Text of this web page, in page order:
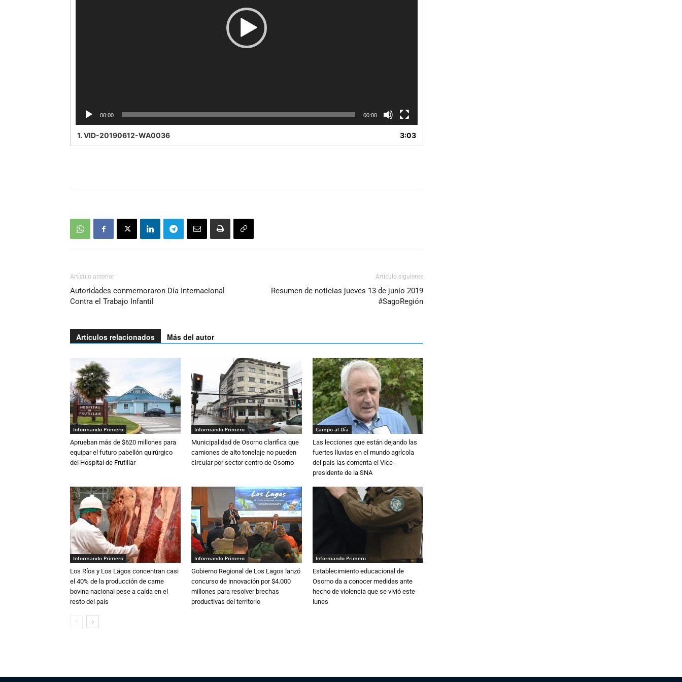
00:00 00:00
1. VID-20190612-WA0036 3:03
Artículo anterior
Autoridades conmemoraron Día Internacional
Contra el Trabajo Infantil
Artículo siguiente
Resumen de noticias jueves 13 de junio 2019
#SagoRegión
Artículos relacionados Más del autor
Informando Primero
Aprueban más de $620 millones para
equipar el futuro pabellón quirúrgico
del Hospital de Frutillar
Informando Primero
Municipalidad de Osorno clarifica que
camiones de alto tonelaje no pueden
circular por sector centro de Osorno
Campo al Día
Las lecciones que están dejando las
fuertes lluvias en el mundo agrícola
del país las comenta el Vice-
presidente de la SNA
Informando Primero
Los Ríos y Los Lagos concentran casi
el 40% de la producción de carne
bovina nacional pese a caída en el
resto del país
Informando Primero
Gobierno Regional de Los Lagos lanzó
concurso de innovación por $4.000
millones para resolver brechas
productivas del territorio
Informando Primero
Establecimiento educacional de
Osorno da a conocer medidas ante
hecho de violencia que se vivió este
lunes